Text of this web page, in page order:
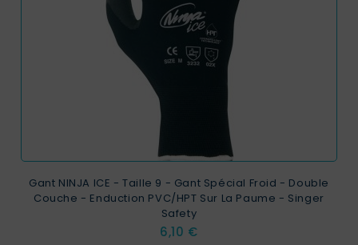
Gant NINJA ICE - Taille 9 - Gant Spécial Froid - Double
Couche - Enduction PVC/HPT Sur La Paume - Singer
Safety
Prix
6,10 €